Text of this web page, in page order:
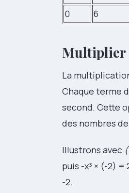
0
6
Multiplier
La
Chaque terme
second. Cette
des nombres
Illustrons avec
puis -x³ × (-2) =
-2.